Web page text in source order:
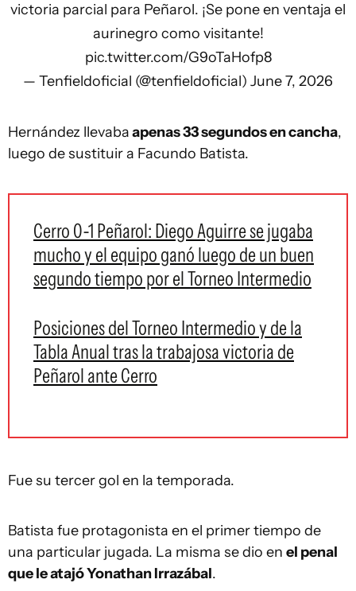
victoria parcial para Peñarol. ¡Se pone en ventaja el
aurinegro como visitante!
pic.twitter.com/G9oTaHofp8
— Tenfieldoficial (@tenfieldoficial) June 7, 2026
Hernández llevabaapenas 33 segundos en cancha,
luego de sustituir a Facundo Batista.
Cerro 0-1 Peñarol: Diego Aguirre se jugaba
mucho y el equipo ganó luego de un buen
segundo tiempo por el Torneo Intermedio
Posiciones del Torneo Intermedio y de la
Tabla Anual tras la trabajosa victoria de
Peñarol ante Cerro
Fue su tercer gol en la temporada.
Batista fue protagonista en el primer tiempo de
una particular jugada. La misma se dio en el penal
que le atajó Yonathan Irrazábal.